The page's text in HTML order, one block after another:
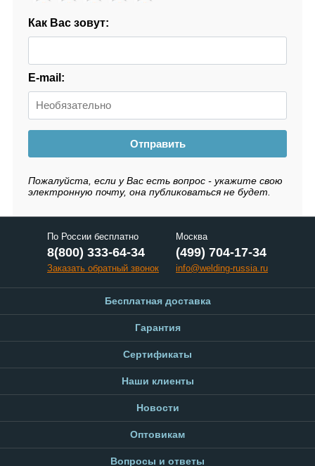
Как Вас зовут:
E-mail:
Отправить
Пожалуйста, если у Вас есть вопрос - укажите свою
электронную почту, она публиковаться не будет.
По России бесплатно
8(800) 333-64-34
Заказать обратный звонок
Москва
(499) 704-17-34
info@welding-russia.ru
Бесплатная доставка
Гарантия
Сертификаты
Наши клиенты
Новости
Оптовикам
Вопросы и ответы